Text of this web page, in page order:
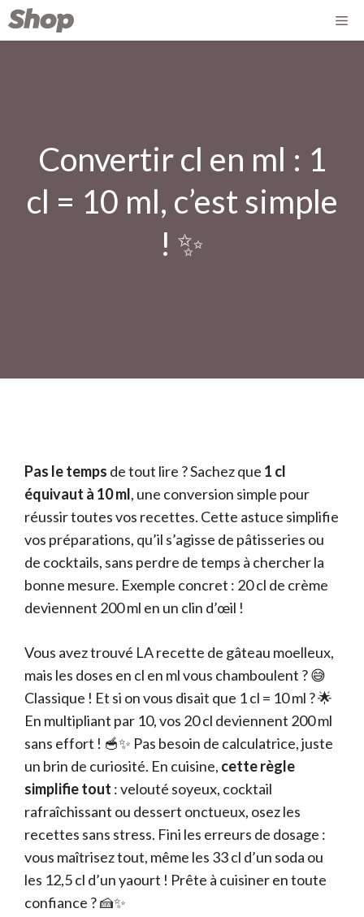
Aller
au
Convertir cl en ml : 1
cl = 10 ml, c’est simple
! ✨
Pas le temps de tout lire ? Sachez que 1 cl
équivaut à 10 ml, une conversion simple pour
réussir toutes vos recettes. Cette astuce simplifie
vos préparations, qu’il s’agisse de pâtisseries ou
de cocktails, sans perdre de temps à chercher la
bonne mesure. Exemple concret : 20 cl de crème
deviennent 200 ml en un clin d’œil !
Vous avez trouvé LA recette de gâteau moelleux,
mais les doses en cl en ml vous chamboulent ? 😅
Classique ! Et si on vous disait que 1 cl = 10 ml ? 🌟
En multipliant par 10, vos 20 cl deviennent 200 ml
sans effort ! 🥣✨ Pas besoin de calculatrice, juste
un brin de curiosité. En cuisine, cette règle
simplifie tout : velouté soyeux, cocktail
rafraîchissant ou dessert onctueux, osez les
recettes sans stress. Fini les erreurs de dosage :
vous maîtrisez tout, même les 33 cl d’un soda ou
les 12,5 cl d’un yaourt ! Prête à cuisiner en toute
confiance ? 🍰✨